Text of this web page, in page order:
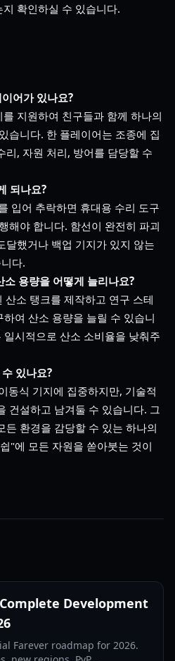
확인하실 수 있습니다.
어가 있나요?
지원하여 친구들과 함께 하나의
습니다. 한 플레이어는 조종에 집
리, 자원 처리, 방어를 담당할 수
되나요?
입어 추락하면 휴대용 수리 도구
해야 합니다. 함선이 완전히 파괴
달했거나 백업 기지가 있지 않는
다.
용량을 어떻게 늘리나요?
소 탱크를 제작하고 연구 스테
여 산소 용량을 늘릴 수 있습니
시적으로 산소 소비율을 낮춰주
있나요?
동식 기지에 집중하지만, 기술적
건설하고 남겨둘 수 있습니다. 그
든 환경을 감당할 수 있는 하나의
"에 모든 자원을 쏟아붓는 것이
Development
Farever roadmap for 2026.